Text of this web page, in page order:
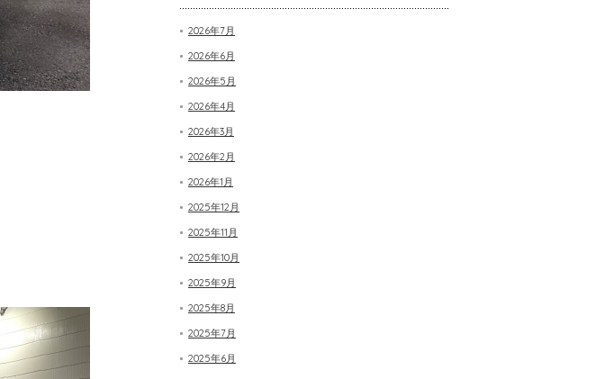
2026年7月
2026年6月
2026年5月
2026年4月
2026年3月
2026年2月
2026年1月
2025年12月
2025年11月
2025年10月
2025年9月
2025年8月
2025年7月
2025年6月